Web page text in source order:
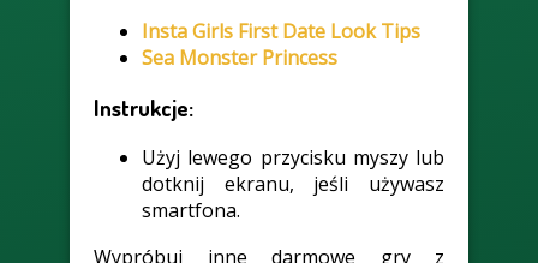
Insta Girls First Date Look Tips
Sea Monster Princess
Instrukcje:
Użyj lewego przycisku myszy lub
dotknij ekranu, jeśli używasz
smartfona.
Wypróbuj inne darmowe gry z